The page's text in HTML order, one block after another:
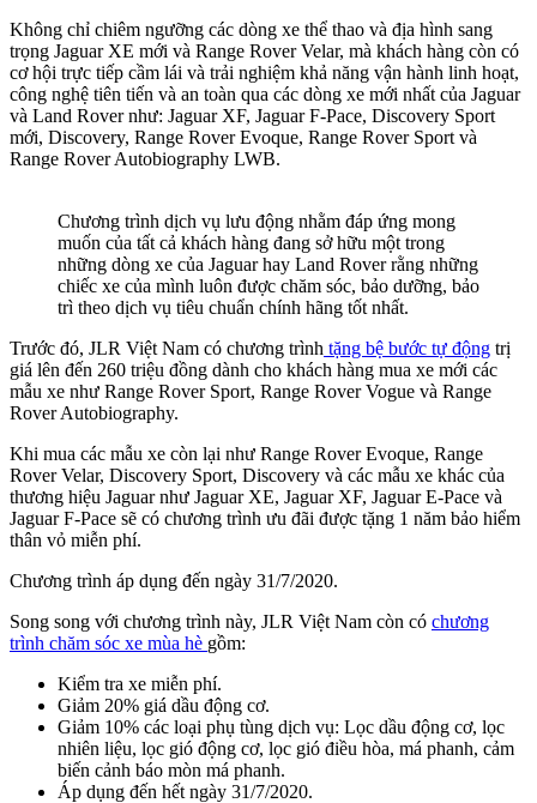
Không chỉ chiêm ngưỡng các dòng xe thể thao và địa hình sang
trọng Jaguar XE mới và Range Rover Velar, mà khách hàng còn có
cơ hội trực tiếp cầm lái và trải nghiệm khả năng vận hành linh hoạt,
công nghệ tiên tiến và an toàn qua các dòng xe mới nhất của Jaguar
và Land Rover như: Jaguar XF, Jaguar F-Pace, Discovery Sport
mới, Discovery, Range Rover Evoque, Range Rover Sport và
Range Rover Autobiography LWB.
Chương trình dịch vụ lưu động nhằm đáp ứng mong
muốn của tất cả khách hàng đang sở hữu một trong
những dòng xe của Jaguar hay Land Rover rằng những
chiếc xe của mình luôn được chăm sóc, bảo dưỡng, bảo
trì theo dịch vụ tiêu chuẩn chính hãng tốt nhất.
Trước đó, JLR Việt Nam có chương trình tặng bệ bước tự động trị
giá lên đến 260 triệu đồng dành cho khách hàng mua xe mới các
mẫu xe như Range Rover Sport, Range Rover Vogue và Range
Rover Autobiography.
Khi mua các mẫu xe còn lại như Range Rover Evoque, Range
Rover Velar, Discovery Sport, Discovery và các mẫu xe khác của
thương hiệu Jaguar như Jaguar XE, Jaguar XF, Jaguar E-Pace và
Jaguar F-Pace sẽ có chương trình ưu đãi được tặng 1 năm bảo hiểm
thân vỏ miễn phí.
Chương trình áp dụng đến ngày 31/7/2020.
Song song với chương trình này, JLR Việt Nam còn có chương
trình chăm sóc xe mùa hè gồm:
Kiểm tra xe miễn phí.
Giảm 20% giá dầu động cơ.
Giảm 10% các loại phụ tùng dịch vụ: Lọc dầu động cơ, lọc
nhiên liệu, lọc gió động cơ, lọc gió điều hòa, má phanh, cảm
biến cảnh báo mòn má phanh.
Áp dụng đến hết ngày 31/7/2020.